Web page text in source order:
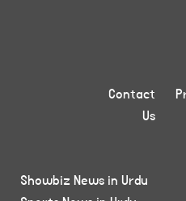
Contact
Us
Showbiz News in Urdu